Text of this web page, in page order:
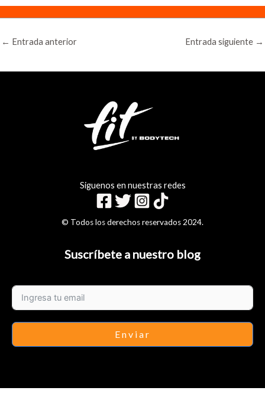
← Entrada anterior Entrada siguiente →
Siguenos en nuestras redes
© Todos los derechos reservados 2024.
Suscríbete a nuestro blog
Enviar